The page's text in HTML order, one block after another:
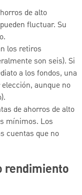
de alto
fluctuar. Su
los retiros
son seis). Si
a los fondos, una
aunque no
de ahorros de alto
mínimos. Los
cuentas que no
rendimiento